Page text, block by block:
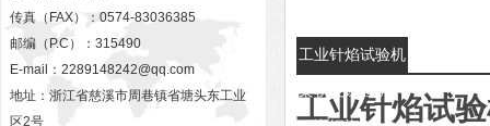
传真（FAX）：0574-83036385
邮编（P.C）：315490
E-mail： 2289148242@qq.com
地址：浙江省慈溪市周巷镇省塘头东工业
区2号
工业针焰试验机
柔软度试验机的
工业针焰试